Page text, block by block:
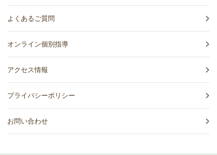
よくあるご質問
オンライン個別指導
アクセス情報
プライバシーポリシー
お問い合わせ